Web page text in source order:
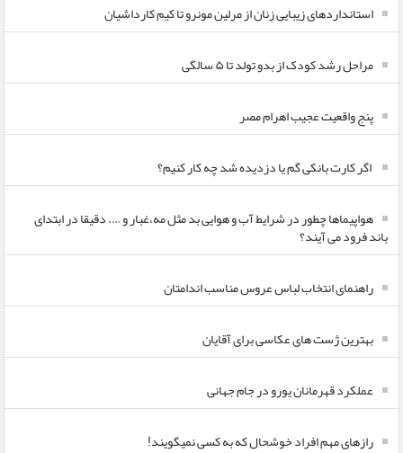
استانداردهای زیبایی زنان از مرلین مونرو تا کیم کارداشیان
مراحل رشد کودک از بدو تولد تا ۵ سالگی
پنج واقعیت عجیب اهرام مصر
اگر کارت بانکی گم یا دزدیده شد چه کار کنیم؟
هواپیماها چطور در شرایط آب و هوایی بد مثل مه،غبار و …. دقیقا در ابتدای
باند فرود می آیند؟
راهنمای انتخاب لباس عروس مناسب اندامتان
بهترین ژست های عکاسی برای آقایان
عملکرد قهرمانان یورو در جام جهانی
رازهای مهم افراد خوشحال که به کسی نمیگویند!